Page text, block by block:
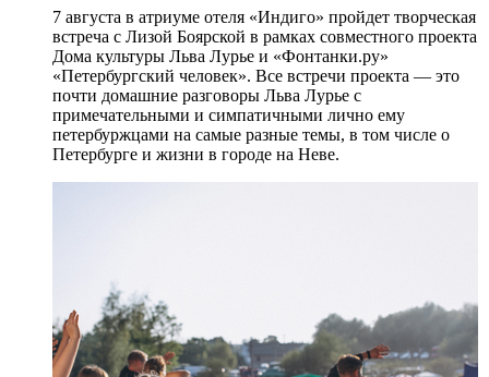
7 августа в атриуме отеля «Индиго» пройдет творческая
встреча с Лизой Боярской в рамках совместного проекта
Дома культуры Льва Лурье и «Фонтанки.ру»
«Петербургский человек». Все встречи проекта — это
почти домашние разговоры Льва Лурье с
примечательными и симпатичными лично ему
петербуржцами на самые разные темы, в том числе о
Петербурге и жизни в городе на Неве.